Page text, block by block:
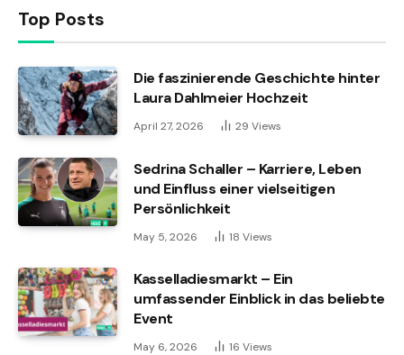
Top Posts
Die faszinierende Geschichte hinter
Laura Dahlmeier Hochzeit
April 27, 2026 29 Views
Sedrina Schaller – Karriere, Leben
und Einfluss einer vielseitigen
Persönlichkeit
May 5, 2026 18 Views
Kasselladiesmarkt – Ein
umfassender Einblick in das beliebte
Event
May 6, 2026 16 Views